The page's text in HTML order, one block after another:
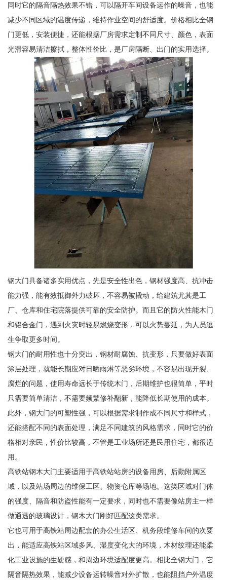
同时它的隔音隔热效果不错，可以隔开车间设备运作的噪音，也能
减少不同区域的温度传递，维持作业空间的舒适度。价格相比全钢
门更低，安装便捷，还能根据厂房需求定制不同尺寸、颜色，表面
光滑容易清洁擦拭，整体性价比，是厂房隔断、出门的实用选择。
钢大门具备诸多实用优点，先是安全性出色，钢材强度高、抗冲击
能力强，能有效抵御外力破坏，不容易被撬动，给建筑尤其是工
厂、仓库和住宅院落提供可靠的安全防护。而且它的防火性能木门
和铝合金门，遇到火灾时轻易燃烧变形，可以火势蔓延，为人员逃
生争取更多时间。
钢大门的耐用性也十分突出，钢材耐腐蚀、抗变形，只要做好表面
涂层处理，就能长期应对日晒雨淋等恶劣环境，不容易出现开裂、
腐烂的问题，使用寿命远长于传统木门，后期维护也很简单，平时
只需要简单清洁，不需要频繁修补翻新，能降低长期使用的成本。
此外，钢大门的可塑性强，可以根据需求制作成不同尺寸和样式，
还能搭配不同的表面处理，满足不同建筑的风格需求，同时它的价
格相对亲民，性价比较高，不管是工业场所还是民用住宅，都很适
用。
高铁站钢木大门主要适用于高铁站站房的设备用房、后勤附属区
域，以及站场周边的维保工区、物资仓库等场地。这类区域对门体
的强度、隔音和防盗性能有一定要求，同时也不需要像站房主一样
做通透的玻璃设计，钢木大门刚好匹配这类需求。
它也可用于高铁站周边配套的办公生活区、机务段维修车间的次要
出，能适应高铁站区域多风、湿度变化大的环境，木材纹理还能柔
化工业设施的生硬感，和周边环境适配度更高。相比全钢大门，它
隔音隔热效果，能减少设备运转噪音对外扩散，也能阻挡户外温度